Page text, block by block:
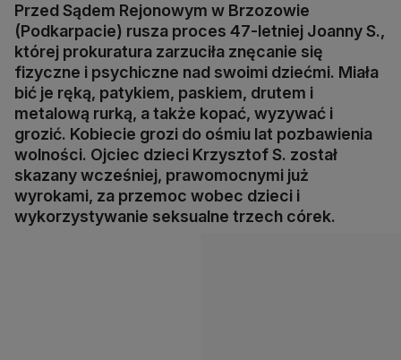
Przed Sądem Rejonowym w Brzozowie
(Podkarpacie) rusza proces 47-letniej Joanny S.,
której prokuratura zarzuciła znęcanie się
fizyczne i psychiczne nad swoimi dziećmi. Miała
bić je ręką, patykiem, paskiem, drutem i
metalową rurką, a także kopać, wyzywać i
grozić. Kobiecie grozi do ośmiu lat pozbawienia
wolności. Ojciec dzieci Krzysztof S. został
skazany wcześniej, prawomocnymi już
wyrokami, za przemoc wobec dzieci i
wykorzystywanie seksualne trzech córek.